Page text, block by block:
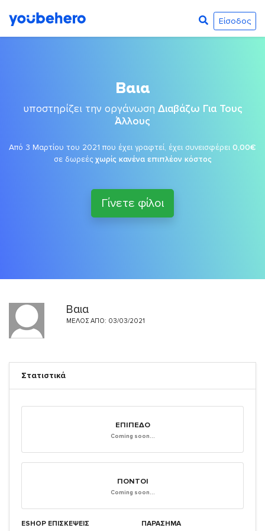
Είσοδος
Βαια
υποστηρίζει την οργάνωση Διαβάζω Για Τους
Άλλους
Από 3 Μαρτίου του 2021 που έχει γραφτεί, έχει συνεισφέρει 0,00€
σε δωρεές χωρίς κανένα επιπλέον κόστος
Γίνετε φίλοι
Βαια
ΜΈΛΟΣ ΑΠΌ: 03/03/2021
Στατιστικά
ΕΠΊΠΕΔΟ
Coming soon...
ΠΌΝΤΟΙ
Coming soon...
ESHOP ΕΠΙΣΚΈΨΕΙΣ ΠΑΡΑΣΗΜΑ